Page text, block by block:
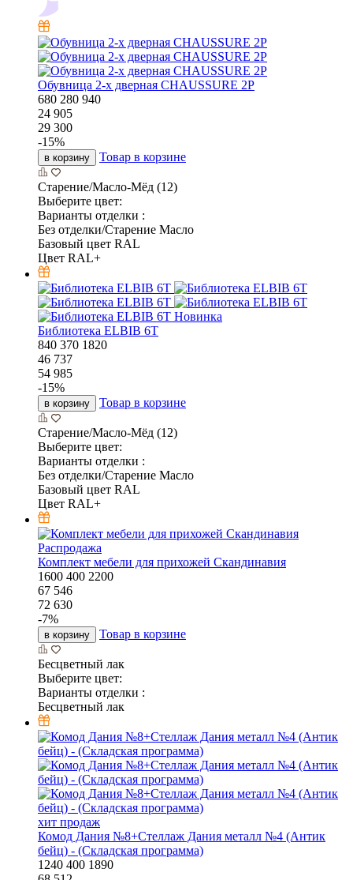
Обувница 2-х дверная CHAUSSURE 2P
680 280 940
24 905
29 300
-15%
в корзину Товар в корзине
Старение/Масло-Мёд (12)
Выберите цвет:
Варианты отделки :
Без отделки/Старение Масло
Базовый цвет RAL
Цвет RAL+
Новинка
Библиотека ELBIB 6T
840 370 1820
46 737
54 985
-15%
в корзину Товар в корзине
Старение/Масло-Мёд (12)
Выберите цвет:
Варианты отделки :
Без отделки/Старение Масло
Базовый цвет RAL
Цвет RAL+
Распродажа
Комплект мебели для прихожей Скандинавия
1600 400 2200
67 546
72 630
-7%
в корзину Товар в корзине
Бесцветный лак
Выберите цвет:
Варианты отделки :
Бесцветный лак
хит продаж
Комод Дания №8+Стеллаж Дания металл №4 (Антик
бейц) - (Складская программа)
1240 400 1890